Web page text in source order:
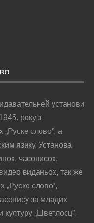
установи
року з
слово”, а
язику. Установа
часописох,
виданьох, так же
„Руске слово”,
за младих
културу „Шветлосц”,